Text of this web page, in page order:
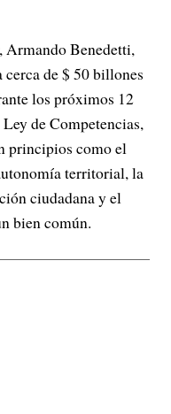
Benedetti,
de $ 50 billones
los próximos 12
de Competencias,
principios como el
territorial, la
ciudadana y el
bien común.